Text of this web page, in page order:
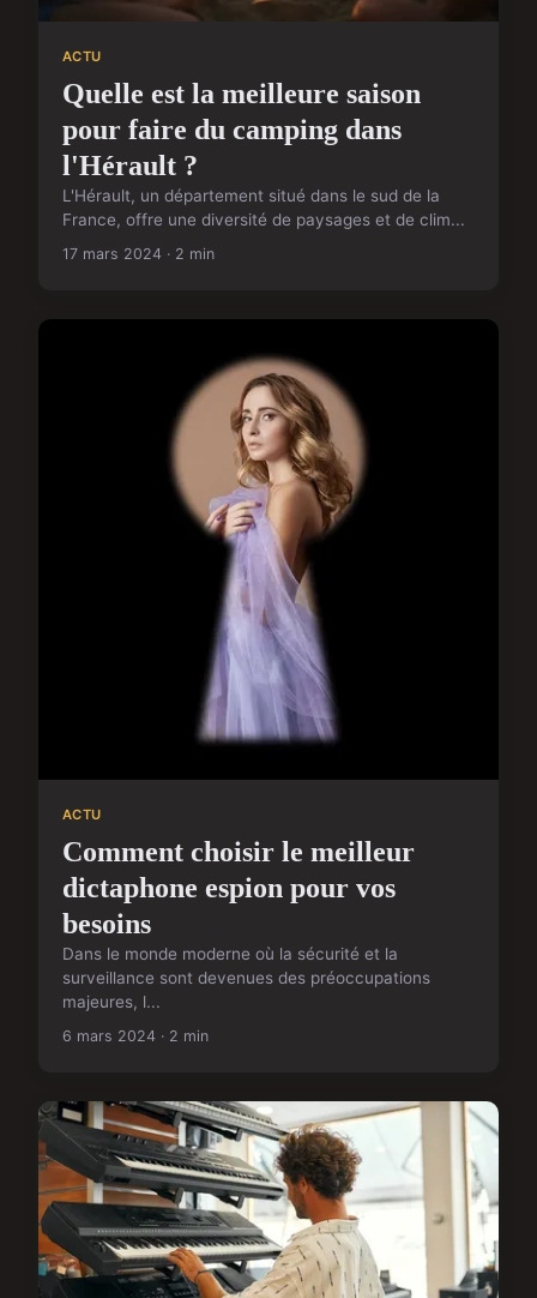
ACTU
Quelle est la meilleure saison
pour faire du camping dans
l'Hérault ?
L'Hérault, un département situé dans le sud de la
France, offre une diversité de paysages et de clim...
17 mars 2024 · 2 min
ACTU
Comment choisir le meilleur
dictaphone espion pour vos
besoins
Dans le monde moderne où la sécurité et la
surveillance sont devenues des préoccupations
majeures, l...
6 mars 2024 · 2 min